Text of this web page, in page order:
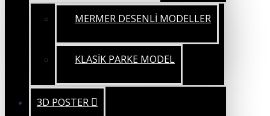
MERMER DESENLİ MODELLER
KLASİK PARKE MODEL
3D POSTER